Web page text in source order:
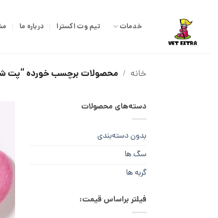
خدمات تیم وت اکسترا درباره ما
خانه / محصولات برچسب خورده “پت
دسته‌های محصولات
بدون دسته‌بندی
سگ ها
گربه ها
فیلتر براساس قیمت: